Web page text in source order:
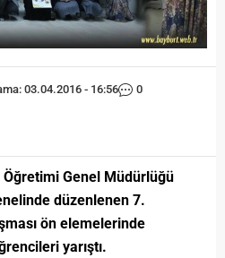
03.04.2016 - 16:56 0
Öğretimi Genel Müdürlüğü
düzenlenen 7.
ön elemelerinde
yarıştı.